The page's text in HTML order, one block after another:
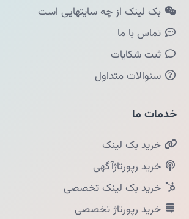
بک لینک از چه سایتهایی است
تماس با ما
ثبت شکایات
سئوالات متداول
خدمات ما
خرید بک لینک
خرید رپورتاژآگهی
خرید بک لینک تخصصی
خرید رپورتاژ تخصصی